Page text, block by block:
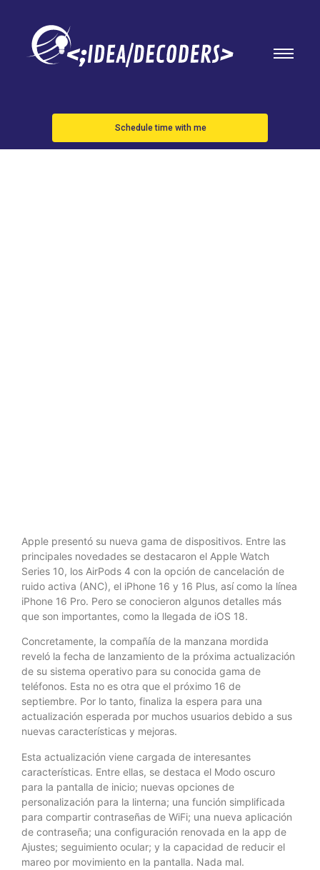
Schedule time with me
Fecha de
Apple presentó su nueva gama de dispositivos. Entre las
principales novedades se destacaron el Apple Watch
Series 10, los AirPods 4 con la opción de cancelación de
ruido activa (ANC), el iPhone 16 y 16 Plus, así como la línea
iPhone 16 Pro. Pero se conocieron algunos detalles más
que son importantes, como la llegada de iOS 18.
Concretamente, la compañía de la manzana mordida
reveló la fecha de lanzamiento de la próxima actualización
de su sistema operativo para su conocida gama de
teléfonos. Esta no es otra que el próximo 16 de
septiembre. Por lo tanto, finaliza la espera para una
actualización esperada por muchos usuarios debido a sus
nuevas características y mejoras.
Esta actualización viene cargada de interesantes
características. Entre ellas, se destaca el Modo oscuro
para la pantalla de inicio; nuevas opciones de
personalización para la linterna; una función simplificada
para compartir contraseñas de WiFi; una nueva aplicación
de contraseña; una configuración renovada en la app de
Ajustes; seguimiento ocular; y la capacidad de reducir el
mareo por movimiento en la pantalla. Nada mal.